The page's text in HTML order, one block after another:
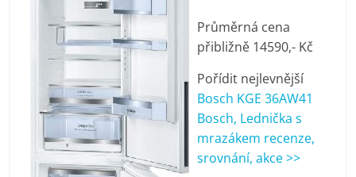
kávovary,
bazény
Nejlepší
elektronika
porovnání
Elektro
Průměrná cena
přibližně 14590,- Kč
Pořídit nejlevnější
Bosch KGE 36AW41
Bosch, Lednička s
mrazákem recenze,
srovnání, akce >>